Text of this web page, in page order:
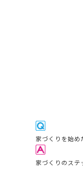
家づくりを始め
家づくりのステ